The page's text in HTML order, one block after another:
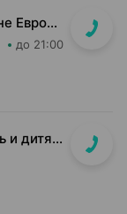
ул. Есенина, д. 76-1 (ТЦ Maximus, в м-не Евроопт Super)
до 21:00
ул. Орловская, д. 66/9 (ГУ РНПЦ «Мать и дитя», корп. 9, 2-й этаж)